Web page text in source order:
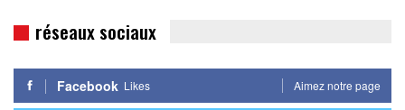
réseaux sociaux
Facebook Likes Aimez notre page